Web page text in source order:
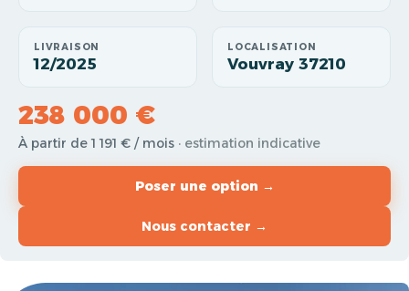
LIVRAISON
12/2025
LOCALISATION
Vouvray 37210
238 000 €
À partir de 1 191 € / mois · estimation indicative
Poser une option →
Nous contacter →